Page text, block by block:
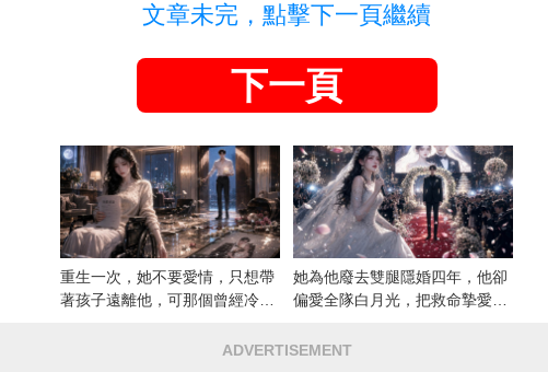
文章未完，點擊下一頁繼續
下一頁
重生一次，她不要愛情，只想帶
著孩子遠離他，可那個曾經冷漠
她為他廢去雙腿隱婚四年，他卻
偏愛全隊白月光，把救命摯愛當
ADVERTISEMENT